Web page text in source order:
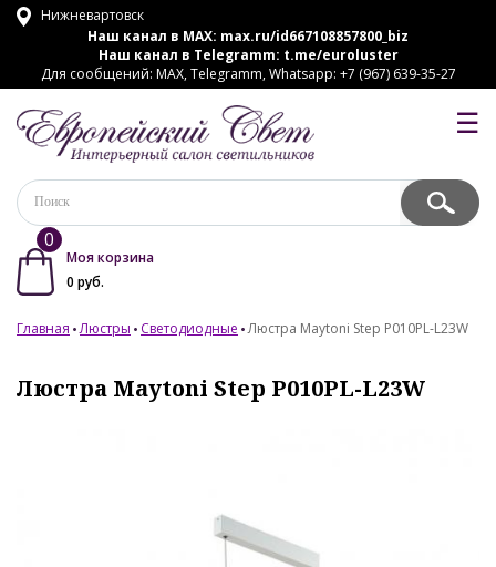
Нижневартовск
Наш канал в MAX: max.ru/id667108857800_biz
Наш канал в Telegramm: t.me/euroluster
Для сообщений: MAX, Telegramm, Whatsapp: +7 (967) 639-35-27
☰
0
Моя корзина
0 руб.
Главная Люстры Светодиодные Люстра Maytoni Step P010PL-L23W
Люстра Maytoni Step P010PL-L23W